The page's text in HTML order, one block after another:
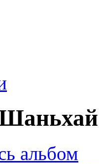
альбом